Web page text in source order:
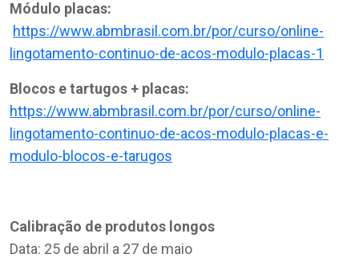
Módulo placas:
https://www.abmbrasil.com.br/por/curso/online-
lingotamento-continuo-de-acos-modulo-placas-1
Blocos e tartugos + placas:
https://www.abmbrasil.com.br/por/curso/online-
lingotamento-continuo-de-acos-modulo-placas-e-
modulo-blocos-e-tarugos
Calibração de produtos longos
Data: 25 de abril a 27 de maio